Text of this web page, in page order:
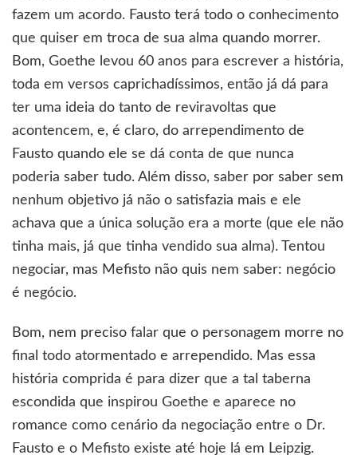
fazem um acordo. Fausto terá todo o conhecimento
que quiser em troca de sua alma quando morrer.
Bom, Goethe levou 60 anos para escrever a história,
toda em versos caprichadíssimos, então já dá para
ter uma ideia do tanto de reviravoltas que
acontencem, e, é claro, do arrependimento de
Fausto quando ele se dá conta de que nunca
poderia saber tudo. Além disso, saber por saber sem
nenhum objetivo já não o satisfazia mais e ele
achava que a única solução era a morte (que ele não
tinha mais, já que tinha vendido sua alma). Tentou
negociar, mas Mefisto não quis nem saber: negócio
é negócio.
Bom, nem preciso falar que o personagem morre no
final todo atormentado e arrependido. Mas essa
história comprida é para dizer que a tal taberna
escondida que inspirou Goethe e aparece no
romance como cenário da negociação entre o Dr.
Fausto e o Mefisto existe até hoje lá em Leipzig.